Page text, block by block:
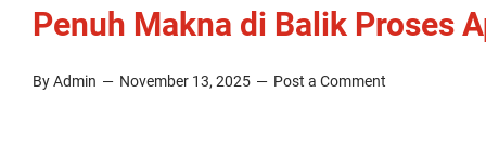
Penuh Makna di Balik Proses
By Admin November 13, 2025 Post a Comment